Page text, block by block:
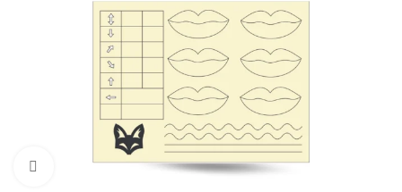
Click to enlarge